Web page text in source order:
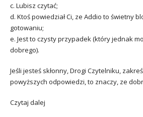
c. Lubisz czytać;
d. Ktoś powiedział Ci, ze Addio to świetny
gotowaniu;
e. Jest to czysty przypadek (który jednak
dobrego).
Jeśli jesteś skłonny, Drogi Czytelniku,
powyższych odpowiedzi, to znaczy, ze
Czytaj dalej